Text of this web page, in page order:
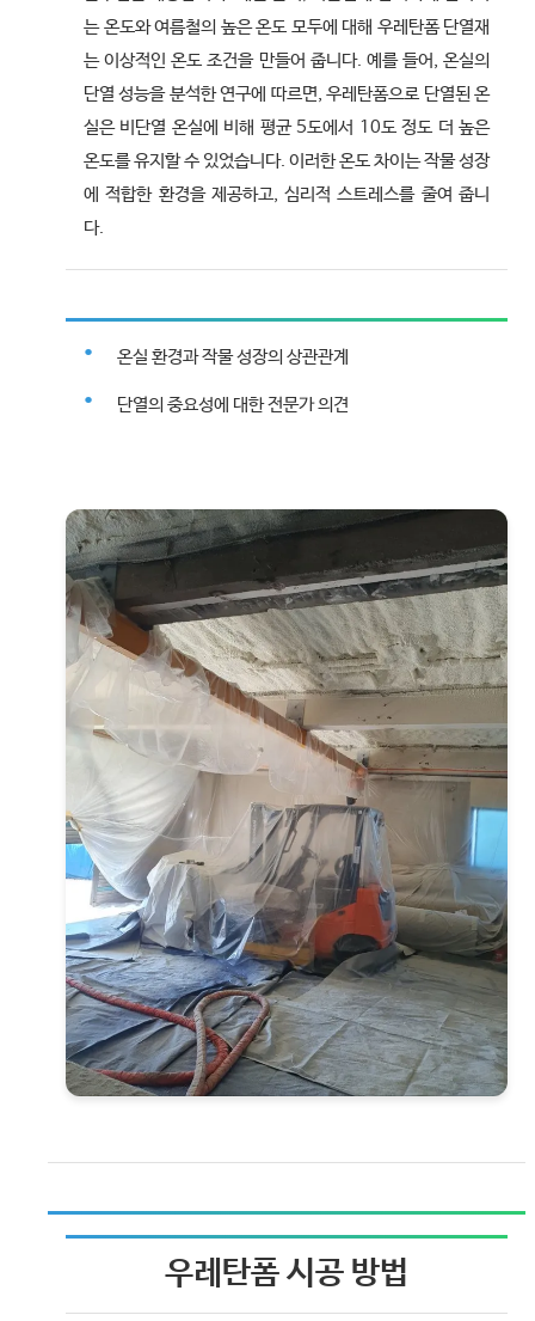
는 온도와 여름철의 높은 온도 모두에 대해 우레탄폼 단열재
는 이상적인 온도 조건을 만들어 줍니다. 예를 들어, 온실의
단열 성능을 분석한 연구에 따르면, 우레탄폼으로 단열된 온
실은 비단열 온실에 비해 평균 5도에서 10도 정도 더 높은
온도를 유지할 수 있었습니다. 이러한 온도 차이는 작물 성장
에 적합한 환경을 제공하고, 심리적 스트레스를 줄여 줍니
다.
온실 환경과 작물 성장의 상관관계
단열의 중요성에 대한 전문가 의견
우레탄폼 시공 방법